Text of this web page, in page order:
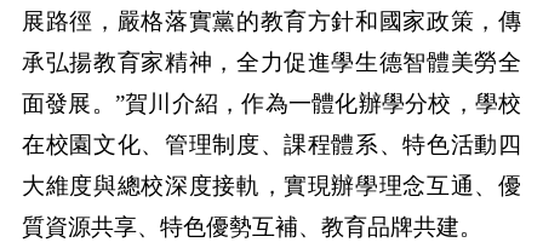
展路徑，嚴格落實黨的教育方針和國家政策，傳
承弘揚教育家精神，全力促進學生德智體美勞全
面發展。”賀川介紹，作為一體化辦學分校，學校
在校園文化、管理制度、課程體系、特色活動四
大維度與總校深度接軌，實現辦學理念互通、優
質資源共享、特色優勢互補、教育品牌共建。